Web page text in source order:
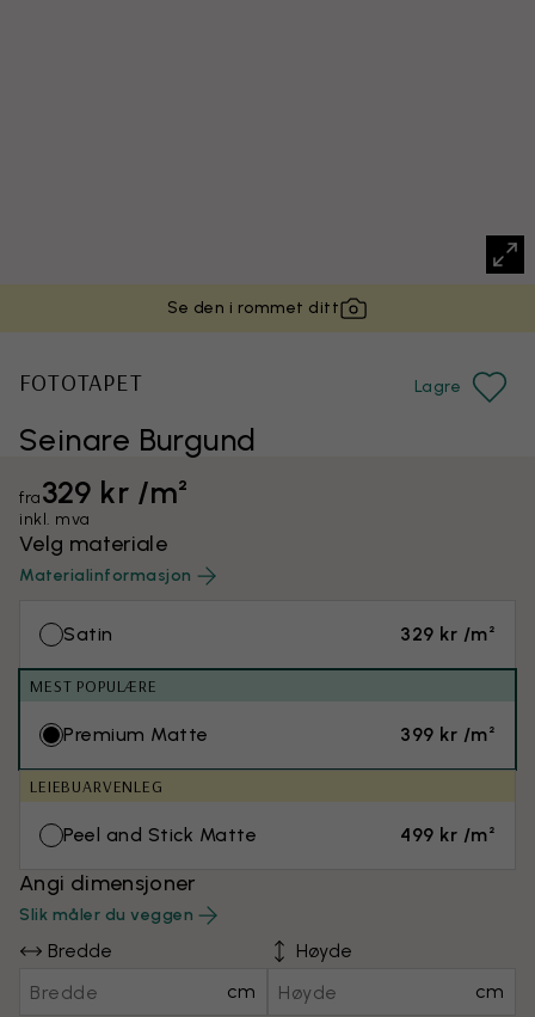
Se den i rommet ditt
Seinare Burgund
FOTOTAPET Lagre
fra329 kr /m²
inkl. mva
Velg materiale
Materialinformasjon
Satin 329 kr /m²
MEST POPULÆRE
Premium Matte 399 kr /m²
LEIEBUARVENLEG
Peel and Stick Matte 499 kr /m²
Angi dimensjoner
Slik måler du veggen
Bredde
cm
Høyde
cm